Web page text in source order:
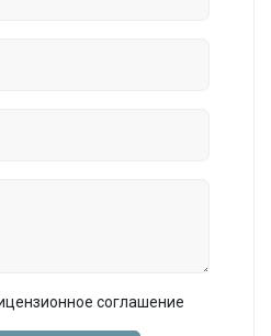
соглашение